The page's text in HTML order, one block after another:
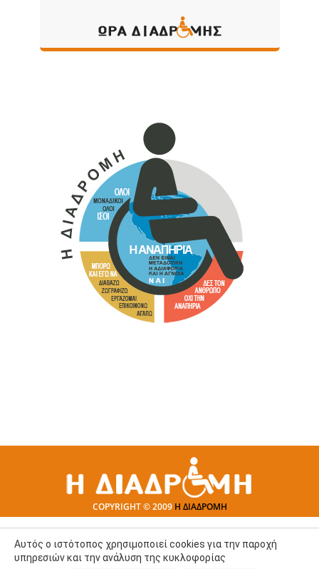
COPYRIGHT © 2009 Η ΔΙΑΔΡΟΜΗ
Αυτός ο ιστότοπος χρησιμοποιεί cookies για την παροχή
υπηρεσιών και την ανάλυση της κυκλοφορίας